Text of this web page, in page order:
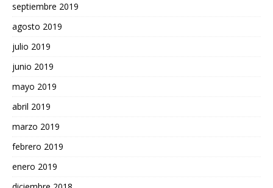
septiembre 2019
agosto 2019
julio 2019
junio 2019
mayo 2019
abril 2019
marzo 2019
febrero 2019
enero 2019